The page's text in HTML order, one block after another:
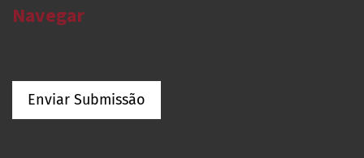
Navegar
Enviar Submissão